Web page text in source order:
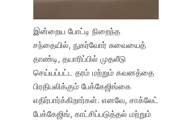
இன்றைய போட்டி நிறைந்த
சந்தையில், நுகர்வோர் சுவையைத்
தாண்டி, தயாரிப்பில் முதலீடு
செய்யப்பட்ட தரம் மற்றும் கவனத்தை
பிரதிபலிக்கும் பேக்கேஜிங்கை
எதிர்பார்க்கிறார்கள். எனவே, சாக்லேட்
பேக்கேஜிங், காட்சிப்படுத்தல் மற்றும்